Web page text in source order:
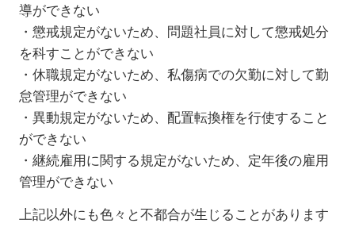
導ができない
・懲戒規定がないため、問題社員に対して懲戒処分
を科すことができない
・休職規定がないため、私傷病での欠勤に対して勤
怠管理ができない
・異動規定がないため、配置転換権を行使すること
ができない
・継続雇用に関する規定がないため、定年後の雇用
管理ができない
上記以外にも色々と不都合が生じることがあります